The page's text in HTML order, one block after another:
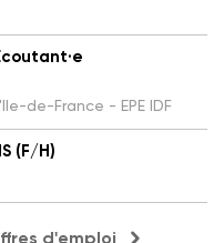
de-France - EPE IDF
(F/H)
d'emploi